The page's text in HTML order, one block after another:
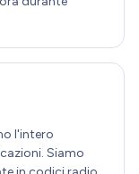
l'intero
Siamo